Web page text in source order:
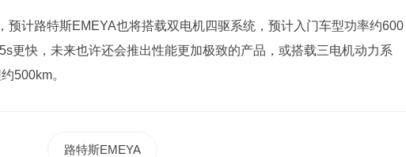
预计路特斯EMEYA也将搭载双电机四驱系统，预计入门车型功率约600
更快，未来也许还会推出性能更加极致的产品，或搭载三电机动力系
500km。
路特斯EMEYA